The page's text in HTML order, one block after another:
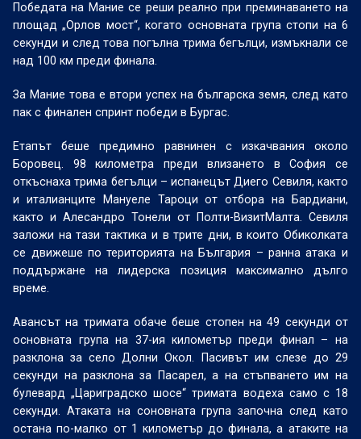
Победата на Мание се реши реално при преминаването на
площад „Орлов мост“, когато основната група стопи на 6
секунди и след това погълна трима бегълци, измъкнали се
над 100 км преди финала.
За Мание това е втори успех на българска земя, след като
пак с финален спринт победи в Бургас.
Етапът беше предимно равнинен с изкачвания около
Боровец. 98 километра преди влизането в София се
откъснаха трима бегълци – испанецът Диего Севиля, както
и италианците Мануеле Тароци от отбора на Бардиани,
както и Алесандро Тонели от Полти-ВизитМалта. Севиля
заложи на тази тактика и в трите дни, в които Обиколката
се движеше по територията на България – ранна атака и
поддържане на лидерска позиция максимално дълго
време.
Авансът на тримата обаче беше стопен на 49 секунди от
основната група на 37-ия километър преди финал – на
разклона за село Долни Окол. Пасивът им слезе до 29
секунди на разклона за Пасарел, а на стъпването им на
булевард „Цариградско шосе“ тримата водеха само с 18
секунди. Атаката на соновната група започна след като
остана по-малко от 1 километър до финала, а атаките на